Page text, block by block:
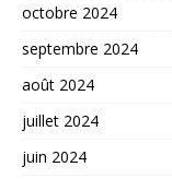
octobre 2024
septembre 2024
août 2024
juillet 2024
juin 2024